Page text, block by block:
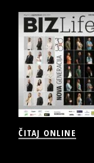
ČITAJ ONLINE